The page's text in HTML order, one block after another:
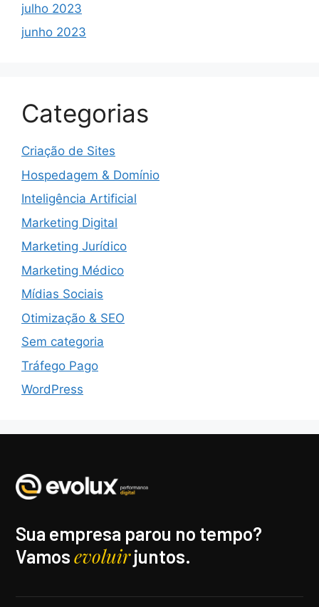
julho 2023
junho 2023
Categorias
Criação de Sites
Hospedagem & Domínio
Inteligência Artificial
Marketing Digital
Marketing Jurídico
Marketing Médico
Mídias Sociais
Otimização & SEO
Sem categoria
Tráfego Pago
WordPress
Sua empresa parou no tempo?
Vamosevoluirjuntos.